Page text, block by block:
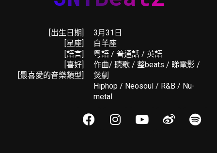
[出生日期]
[星座]
[語言]
[喜好]
[最喜愛的音樂類型]
3月31日
白羊座
粵語 / 普通話 / 英語
作曲/ 聽歌 / 整beats / 睇電影 /
煲劇
Hiphop / Neosoul / R&B / Nu-
metal